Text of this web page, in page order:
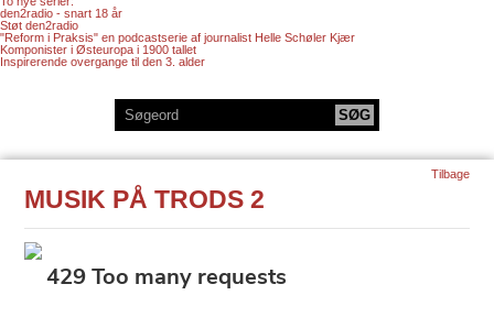
den2radio - snart 18 år
Støt den2radio
"Reform i Praksis" en podcastserie af journalist Helle Schøler Kjær
Komponister i Østeuropa i 1900 tallet
Inspirerende overgange til den 3. alder
MUSIK PÅ TRODS 2
Tilbage